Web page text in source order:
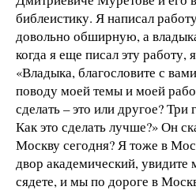
библеистику. Я написал
довольно обширную, а
когда я еще писал эту работу,
«Владыка, благословите с
поводу моей темы и моей
сделать – это или другое?
Как это сделать лучше?» Он
Москву сегодня? Я тоже в
двор академический,
сядете, и мы по дороге в